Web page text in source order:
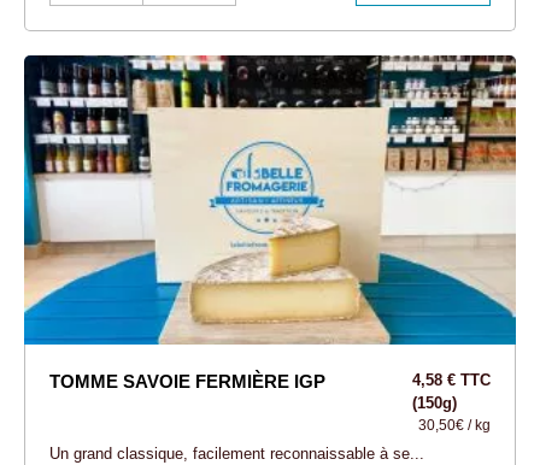
TOMME SAVOIE FERMIÈRE IGP
4,58 € TTC
(150g)
30,50€ / kg
Un grand classique, facilement reconnaissable à se...